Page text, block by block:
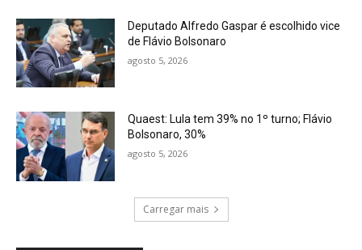
Deputado Alfredo Gaspar é escolhido vice
de Flávio Bolsonaro
agosto 5, 2026
Quaest: Lula tem 39% no 1º turno; Flávio
Bolsonaro, 30%
agosto 5, 2026
Carregar mais